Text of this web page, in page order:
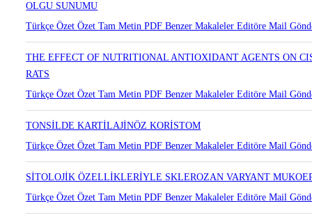
OLGU SUNUMU
Türkçe ÖzetÖzetTam MetinPDFBenzer MakalelerEditöre Mail
THE EFFECT OF NUTRITIONAL ANTIOXIDANT AGENTS ON
RATS
Türkçe ÖzetÖzetTam MetinPDFBenzer MakalelerEditöre Mail
TONSİLDE KARTİLAJİNÖZ KORİSTOM
Türkçe ÖzetÖzetTam MetinPDFBenzer MakalelerEditöre Mail
SİTOLOJİK ÖZELLİKLERİYLE SKLEROZAN VARYANT
Türkçe ÖzetÖzetTam MetinPDFBenzer MakalelerEditöre Mail